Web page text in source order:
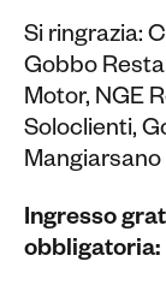
Si ringrazia:
Gobbo
Motor, NGE
Soloclienti,
Mangiarsano
Ingresso
obbligatoria: